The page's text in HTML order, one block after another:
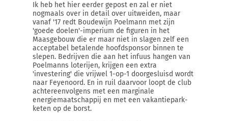
Ik heb het hier eerder gepost en zal er niet
nogmaals over in detail over uitweiden, maar
vanaf '17 redt Boudewijn Poelmann met zijn
'goede doelen'-imperium de figuren in het
Maasgebouw die er maar niet in slagen zelf een
acceptabel betalende hoofdsponsor binnen te
slepen. Bedrijven die aan het infuus hangen van
Poelmanns loterijen, krijgen een extra
'investering' die vrijwel 1-op-1 doorgesluisd wordt
naar Feyenoord. En in ruil daarvoor loopt de club
achtereenvolgens met een marginale
energiemaatschappij en met een vakantiepark-
keten op de borst.